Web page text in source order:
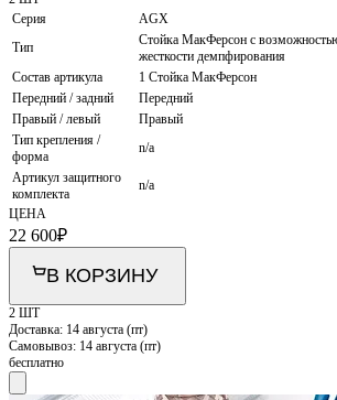
Серия
AGX
Тип
Стойка МакФерсон с
жесткости демпфирования
Состав артикула
1 Стойка МакФерсон
Передний / задний
Передний
Правый / левый
Правый
Тип крепления /
форма
n/a
Артикул защитного
комплекта
n/a
ЦЕНА
22 600₽
В КОРЗИНУ
2 ШТ
Доставка: 14 августа (пт)
Самовывоз: 14 августа (пт)
бесплатно